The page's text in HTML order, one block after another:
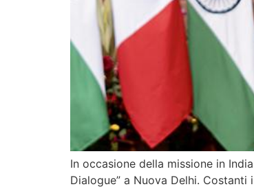
In occasione della missione in
Dialogue” a Nuova Delhi.